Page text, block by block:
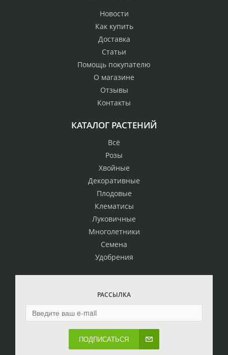
Новости
Как купить
Доставка
Статьи
Помощь покупателю
О магазине
Отзывы
Контакты
КАТАЛОГ РАСТЕНИЙ
Всё
Розы
Хвойные
Декоративные
Плодовые
Клематисы
Луковичные
Многолетники
Семена
Удобрения
РАССЫЛКА
ПОДПИСАТЬСЯ